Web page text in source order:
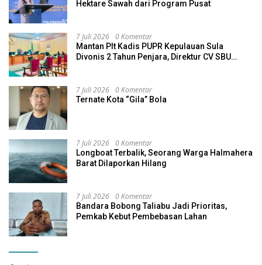
Hektare Sawah dari Program Pusat
7 Juli 2026 0 Komentar
Mantan Plt Kadis PUPR Kepulauan Sula
Divonis 2 Tahun Penjara, Direktur CV SBU
7 Juli 2026 0 Komentar
Ternate Kota “Gila” Bola
7 Juli 2026 0 Komentar
Longboat Terbalik, Seorang Warga Halmahera
Barat Dilaporkan Hilang
7 Juli 2026 0 Komentar
Bandara Bobong Taliabu Jadi Prioritas,
Pemkab Kebut Pembebasan Lahan